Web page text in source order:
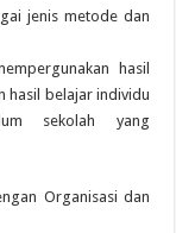
jenis metode dan
hasil
hasil belajar individu
sekolah yang
Organisasi dan